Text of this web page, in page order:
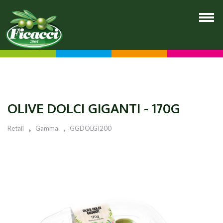
OLIVE DOLCI GIGANTI - 170G
Retail Gamma GGDOLGI200